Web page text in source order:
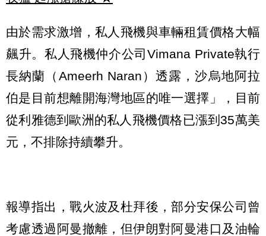
由於需求激增，私人飛機與車輛租賃價格大幅
飆升。私人飛機仲介公司Vimana Private執行
長納蘭（Ameerh Naran）透露，沙烏地阿拉
伯是目前想離開海灣地區的唯一選擇」，目前
從利雅德到歐洲的私人飛機價格已漲到35萬美
元，不排除持續攀升。
報導指出，戰火波及杜拜後，部分安保公司曾
考慮透過阿曼撤離，但伊朗對阿曼港口及油輪